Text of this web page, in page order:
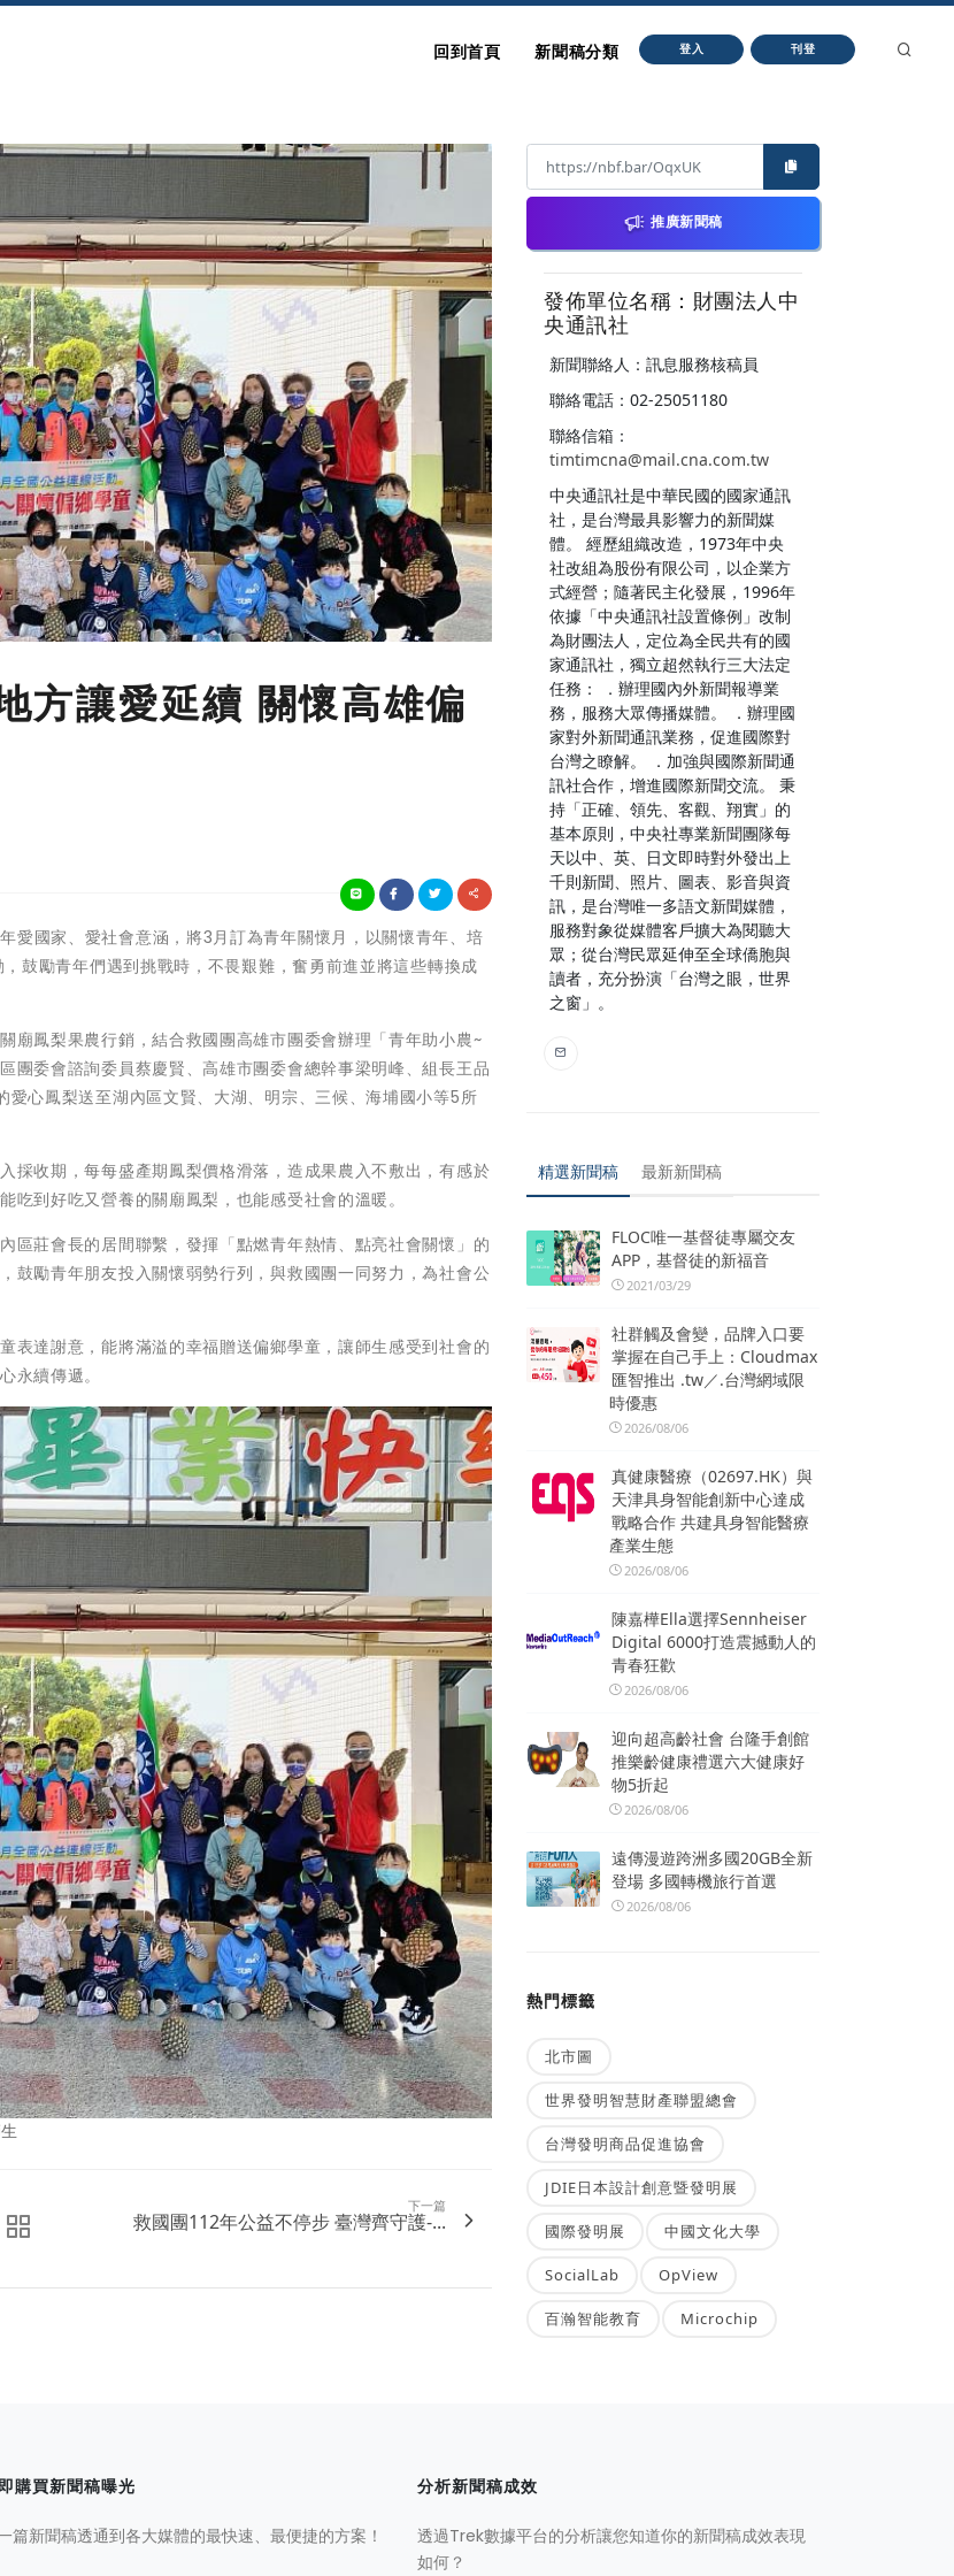
回到首頁 新聞稿分類 登入 刊登
方讓愛延續 關懷高雄偏
國家、愛社會意涵，將3月訂為青年關懷月，以關懷青年、培
鼓勵青年們遇到挑戰時，不畏艱難，奮勇前進並將這些轉換成
廟鳳梨果農行銷，結合救國團高雄市團委會辦理「青年助小農~
團委會諮詢委員蔡慶賢、高雄市團委會總幹事梁明峰、組長王品
心鳳梨送至湖內區文賢、大湖、明宗、三候、海埔國小等5所
採收期，每每盛產期鳳梨價格滑落，造成果農入不敷出，有感於
到好吃又營養的關廟鳳梨，也能感受社會的溫暖。
區莊會長的居間聯繫，發揮「點燃青年熱情、點亮社會關懷」的
鼓勵青年朋友投入關懷弱勢行列，與救國團一同努力，為社會公
表達謝意，能將滿溢的幸福贈送偏鄉學童，讓師生感受到社會的
永續傳遞。
下一篇
救國團112年公益不停步 臺灣齊守護-...
推廣新聞稿
發佈單位名稱：財團法人中
央通訊社
新聞聯絡人：訊息服務核稿員
聯絡電話：02-25051180
聯絡信箱：
timtimcna@mail.cna.com.tw
中央通訊社是中華民國的國家通訊
社，是台灣最具影響力的新聞媒
體。 經歷組織改造，1973年中央
社改組為股份有限公司，以企業方
式經營；隨著民主化發展，1996年
依據「中央通訊社設置條例」改制
為財團法人，定位為全民共有的國
家通訊社，獨立超然執行三大法定
任務： ．辦理國內外新聞報導業
務，服務大眾傳播媒體。 ．辦理國
家對外新聞通訊業務，促進國際對
台灣之瞭解。 ．加強與國際新聞通
訊社合作，增進國際新聞交流。 秉
持「正確、領先、客觀、翔實」的
基本原則，中央社專業新聞團隊每
天以中、英、日文即時對外發出上
千則新聞、照片、圖表、影音與資
訊，是台灣唯一多語文新聞媒體，
服務對象從媒體客戶擴大為閱聽大
眾；從台灣民眾延伸至全球僑胞與
讀者，充分扮演「台灣之眼，世界
之窗」。
精選新聞稿 最新新聞稿
FLOC唯一基督徒專屬交友
APP，基督徒的新福音
2021/03/29
社群觸及會變，品牌入口要
掌握在自己手上：Cloudmax
匯智推出 .tw／.台灣網域限
時優惠
2026/08/06
真健康醫療（02697.HK）與
天津具身智能創新中心達成
戰略合作 共建具身智能醫療
產業生態
2026/08/06
陳嘉樺Ella選擇Sennheiser
Digital 6000打造震撼動人的
青春狂歡
2026/08/06
迎向超高齡社會 台隆手創館
推樂齡健康禮選六大健康好
物5折起
2026/08/06
遠傳漫遊跨洲多國20GB全新
登場 多國轉機旅行首選
2026/08/06
熱門標籤
北市圖
世界發明智慧財產聯盟總會
台灣發明商品促進協會
JDIE日本設計創意暨發明展
國際發明展 中國文化大學
SocialLab OpView
百瀚智能教育 Microchip
購買新聞稿曝光
篇新聞稿透通到各大媒體的最快速、最便捷的方案！
分析新聞稿成效
透過Trek數據平台的分析讓您知道你的新聞稿成效表現
如何？